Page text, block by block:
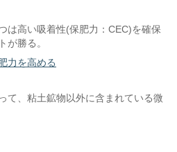
は高い吸着性(保肥力：CEC)を確保
が勝る。
力を高める
て、粘土鉱物以外に含まれている微